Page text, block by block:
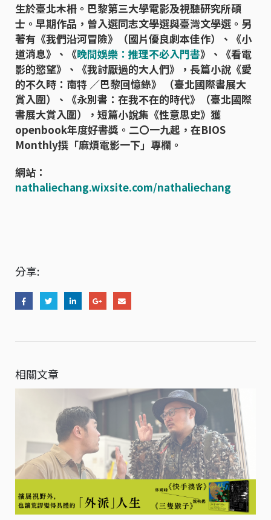
生於臺北木柵。巴黎第三大學電影及視聽研究所碩
士。早期作品，曾入選同志文學選與臺灣文學選。另
著有《我們沿河冒險》（國片優良劇本佳作）、《小
道消息》、《晚間娛樂：推理不必入門書》、《看電
影的慾望》、《我討厭過的大人們》，長篇小說《愛
的不久時：南特 ／巴黎回憶錄》 （臺北國際書展大
賞入圍）、《永別書：在我不在的時代》（臺北國際
書展大賞入圍），短篇小說集《性意思史》獲
openbook年度好書獎。二〇一九起，在BIOS
Monthly撰「麻煩電影一下」專欄。
網站：
nathaliechang.wixsite.com/nathaliechang
分享:
相關文章